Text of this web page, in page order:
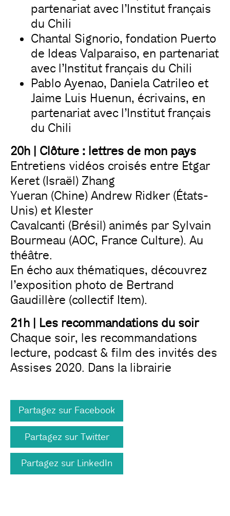
partenariat avec l’Institut français
du Chili
Chantal Signorio, fondation Puerto
de Ideas Valparaiso, en partenariat
avec l’Institut français du Chili
Pablo Ayenao, Daniela Catrileo et
Jaime Luis Huenun, écrivains, en
partenariat avec l’Institut français
du Chili
20h | Clôture : lettres de mon pays
Entretiens vidéos croisés entre Etgar
Keret (Israël) Zhang
Yueran (Chine) Andrew Ridker (États-
Unis) et Klester
Cavalcanti (Brésil) animés par Sylvain
Bourmeau (AOC, France Culture). Au
théâtre.
En écho aux thématiques, découvrez
l’exposition photo de Bertrand
Gaudillère (collectif Item).
21h | Les recommandations du soir
Chaque soir, les recommandations
lecture, podcast & film des invités des
Assises 2020. Dans la librairie
Partagez sur Facebook
Partagez sur Twitter
Partagez sur LinkedIn